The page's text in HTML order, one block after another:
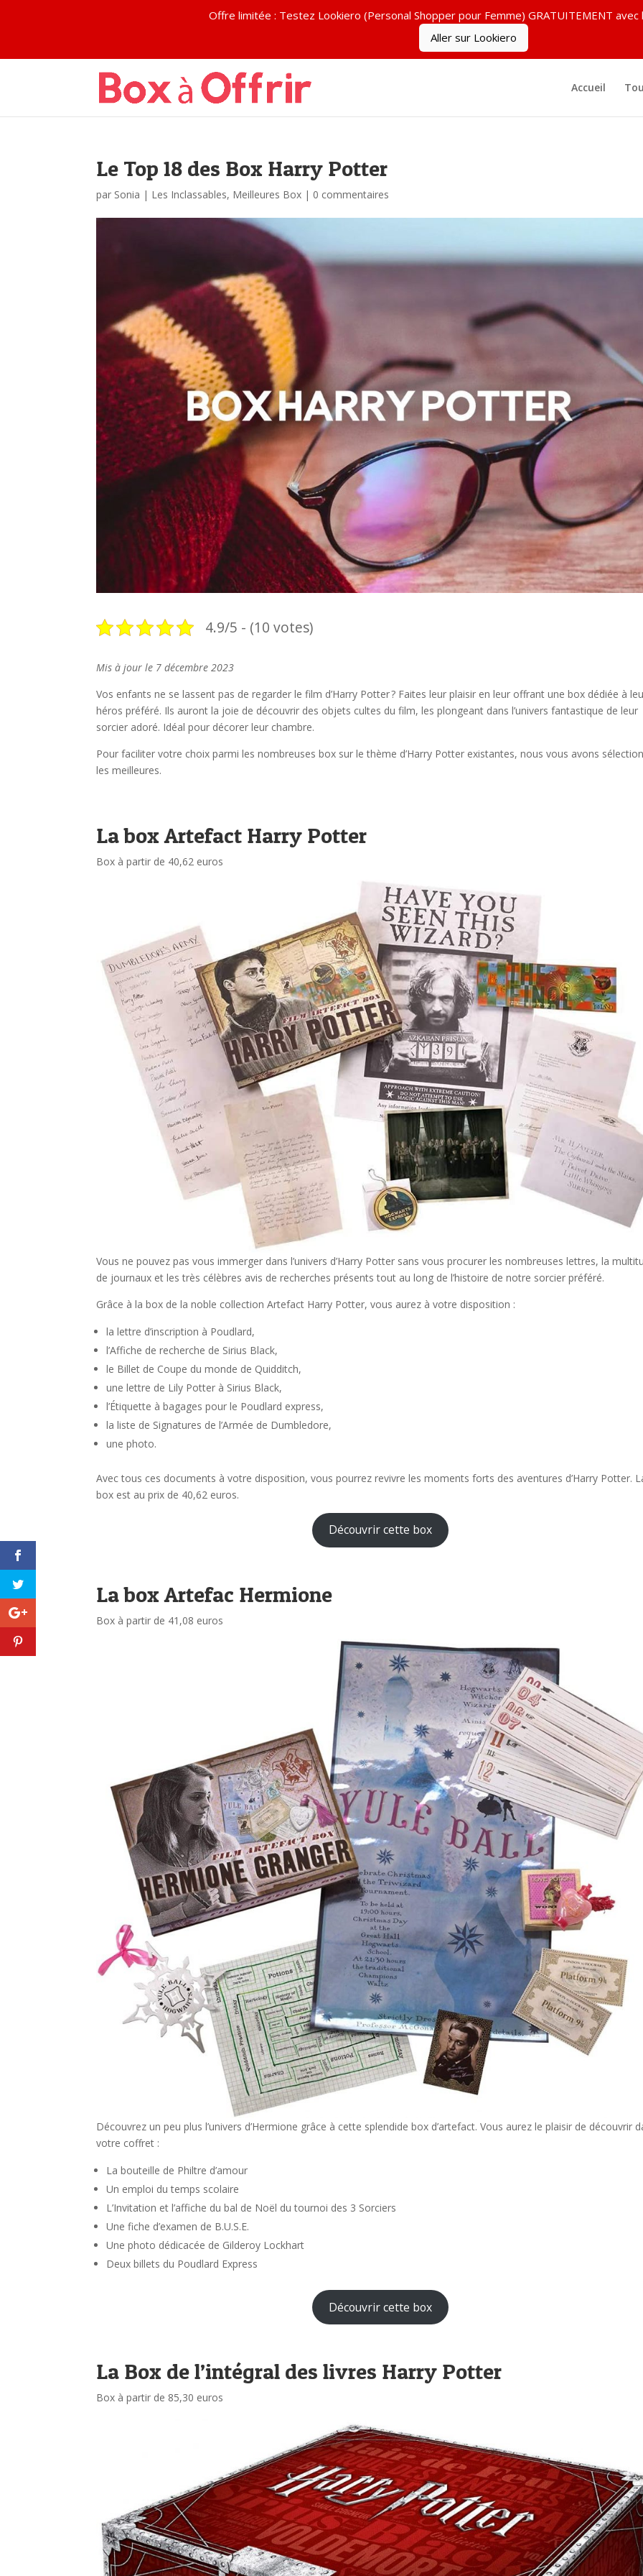
Accueil
Le Top 18 des Box Harry Potter
par Sonia | Les Inclassables, Meilleures Box | 0 commentaires
4.9/5 - (10 votes)
Mis à jour le 7 décembre 2023
Vos enfants ne se lassent pas de regarder le film d’Harry Potter ? Faites leur plaisir en leur offrant une box dédiée à
héros préféré. Ils auront la joie de découvrir des objets cultes du film, les plongeant dans l’univers fantastique de leur
sorcier adoré. Idéal pour décorer leur chambre.
Pour faciliter votre choix parmi les nombreuses box sur le thème d’Harry Potter existantes, nous vous avons
les meilleures.
La box Artefact Harry Potter
Box à partir de 40,62 euros
Vous ne pouvez pas vous immerger dans l’univers d’Harry Potter sans vous procurer les nombreuses lettres, la
de journaux et les très célèbres avis de recherches présents tout au long de l’histoire de notre sorcier préféré.
Grâce à la box de la noble collection Artefact Harry Potter, vous aurez à votre disposition :
la lettre d’inscription à Poudlard,
l’Affiche de recherche de Sirius Black,
le Billet de Coupe du monde de Quidditch,
une lettre de Lily Potter à Sirius Black,
l’Étiquette à bagages pour le Poudlard express,
la liste de Signatures de l’Armée de Dumbledore,
une photo.
Avec tous ces documents à votre disposition, vous pourrez revivre les moments forts des aventures d’Harry Potter.
box est au prix de 40,62 euros.
Découvrir cette box
La box Artefac Hermione
Box à partir de 41,08 euros
Découvrez un peu plus l’univers d’Hermione grâce à cette splendide box d’artefact. Vous aurez le plaisir de découvrir
votre coffret :
La bouteille de Philtre d’amour
Un emploi du temps scolaire
L’Invitation et l’affiche du bal de Noël du tournoi des 3 Sorciers
Une fiche d’examen de B.U.S.E.
Une photo dédicacée de Gilderoy Lockhart
Deux billets du Poudlard Express
Découvrir cette box
La Box de l’intégral des livres Harry Potter
Box à partir de 85,30 euros
Offre limitée : Testez Lookiero (Personal Shopper pour Femme) GRATUITEMENT avec
Aller sur Lookiero